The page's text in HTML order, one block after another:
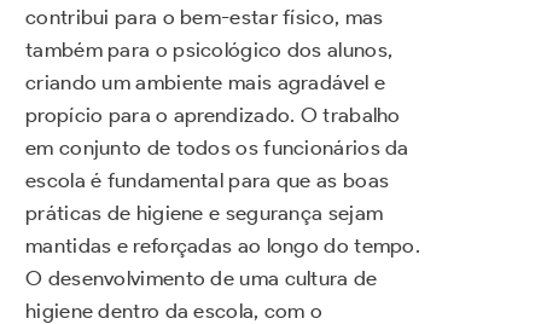
contribui para o bem-estar físico, mas
também para o psicológico dos alunos,
criando um ambiente mais agradável e
propício para o aprendizado. O trabalho
em conjunto de todos os funcionários da
escola é fundamental para que as boas
práticas de higiene e segurança sejam
mantidas e reforçadas ao longo do tempo.
O desenvolvimento de uma cultura de
higiene dentro da escola, com o